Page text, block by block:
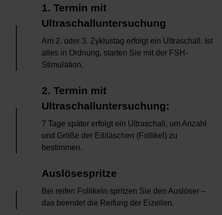
1. Termin mit
Ultraschalluntersuchung
Am 2. oder 3. Zyklustag erfolgt ein Ultraschall. Ist
alles in Ordnung, starten Sie mit der FSH-
Stimulation.
2. Termin mit
Ultraschalluntersuchung:
7 Tage später erfolgt ein Ultraschall, um Anzahl
und Größe der Eibläschen (Follikel) zu
bestimmen.
Auslösespritze
Bei reifen Follikeln spritzen Sie den Auslöser –
das beendet die Reifung der Eizellen.